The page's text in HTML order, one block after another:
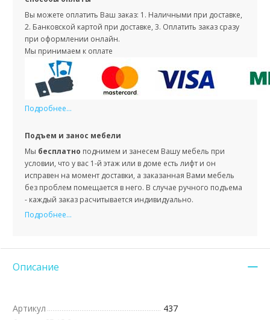
Вы можете оплатить Ваш заказ: 1. Наличными при доставке,
2. Банковской картой при доставке, 3. Оплатить заказ сразу
при оформлении онлайн.
Мы принимаем к оплате
Подробнее...
Подъем и занос мебели
Мы бесплатно поднимем и занесем Вашу мебель при
условии, что у вас 1-й этаж или в доме есть лифт и он
исправен на момент доставки, а заказанная Вами мебель
без проблем помещается в него. В случае ручного подъема
- каждый заказ расчитывается индивидуально.
Подробнее...
Описание
Артикул 437